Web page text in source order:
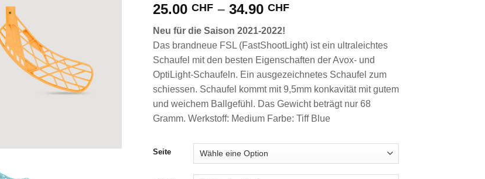
25.00 CHF – 34.90 CHFPreisspanne:
34.90 CHF
Neu für die Saison 2021-2022!
Das brandneue FSL (FastShootLight) ist ein ultraleichtes
Schaufel mit den besten Eigenschaften der Avox- und
OptiLight-Schaufeln. Ein ausgezeichnetes Schaufel zum
schiessen. Schaufel kommt mit 9,5mm konkavität mit gutem
und weichem Ballgefühl. Das Gewicht beträgt nur 68
Gramm. Werkstoff: Medium Farbe: Tiff Blue
Seite